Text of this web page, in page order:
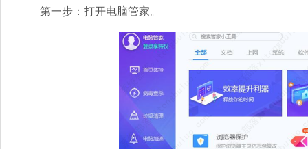
第一步：打开电脑管家。